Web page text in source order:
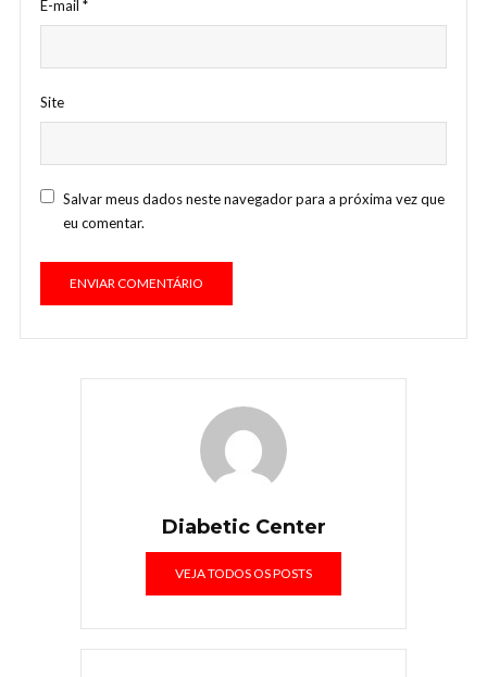
E-mail *
Site
Salvar meus dados neste navegador para a próxima vez que
eu comentar.
Diabetic Center
VEJA TODOS OS POSTS